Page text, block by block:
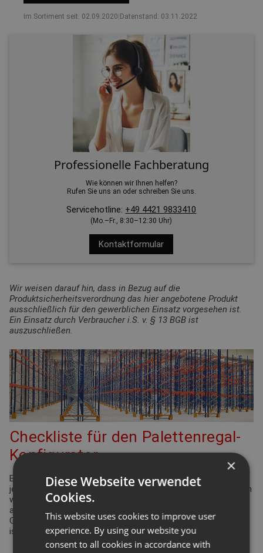
Im Sortiment seit: 02.09.2020 Datenstand: 03.11.2022
Professionelle Fachberatung
Wie können wir Ihnen helfen?
Rufen Sie uns an oder schreiben Sie uns.
Servicehotline: +49 4421 9833410
(Mo.–Fr., 8:30–12:30 Uhr)
Kontaktformular
Wir weisen darauf hin, dass in Bezug auf die
Produktsicherheitsverordnung das hier angebotene Produkt
ausschließlich für den gewerblichen Einsatz vorgesehen ist.
Ein Einsatz durch Verbraucher i.S. v. § 13 BGB ist
auszuschließen.
Checkliste für den Palettenregal-
Konfigurator
Bei der Planung Ihrer Regalanlage für Palettenregale gibt es
jede Menge Punkte zu überprüfen und einzuhalten. Viele davon
werden durch die Arbeitsstättenverordnung geregelt. Aber
auch Ergonomie und Effizienz spielen eine bedeutende Rolle.
Gleiches gilt für die Funktionsdefinition des Lagers: Wie hoch
ist der Warenumschlag? Wie groß ist die Produktvielfalt?
×
Diese Webseite verwendet
Cookies.
This website uses cookies to improve user
experience. By using our website you
consent to all cookies in accordance with